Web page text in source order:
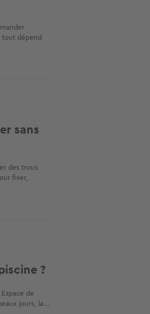
tout dépend
sans
des trous
fixer,
?
de
jours, la...